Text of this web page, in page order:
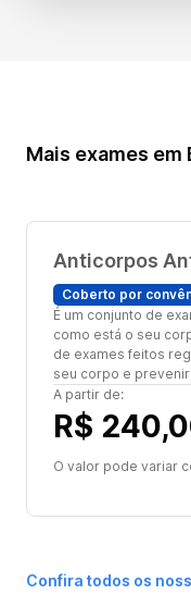
Mais exames em
Anticorpos
Coberto por
É um conjunto de
como está o seu
de exames feitos
seu corpo e
A partir de:
R$
O valor pode variar
Confira todos os